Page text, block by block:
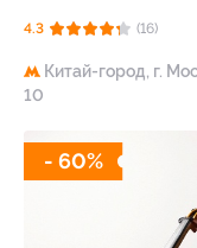
4.3 (16)
Китай-город, г.
10
- 60%